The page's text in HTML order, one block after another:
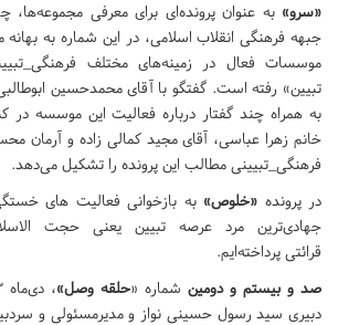
«سرو» به عنوان پرونده‌ای برای معرفی مجموعه‌ها،
جبهه فرهنگی انقلاب اسلامی، در این شماره به
موسسات فعال در زمینه‌های مختلف
تبیین» رفته است. گفتگو با آقای محمدحسین
به همراه چند گفتار درباره فعالیت این موسسه در
خانم زهرا عباسی، آقای مجید کمالی زاده و آرمان
فرهنگی_تبیینی مطالب این پرونده را تشکیل می‌دهد.
در پرونده «خلوص» به بازخوانی فعالیت های
جهادی‌ترین مرد عرصه تبیین یعنی حجت
قرائتی پرداخته‌ایم.
صد و بیستم و دومین شماره «حلقه وصل»
دبیری سید رسول حسینی نواز و مدیرمسئولی و